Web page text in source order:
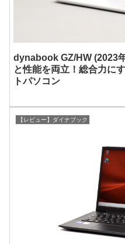
dynabook GZ/HW (2023
と性能を両立！総合力に
トパソコン
【レビュー】ダイナブック